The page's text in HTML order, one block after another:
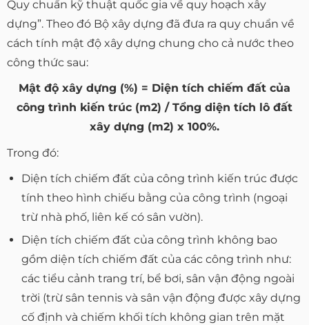
Quy chuẩn kỹ thuật quốc gia về quy hoạch xây
dựng”. Theo đó Bộ xây dựng đã đưa ra quy chuẩn về
cách tính mật độ xây dựng chung cho cả nước theo
công thức sau:
Mật độ xây dựng (%) = Diện tích chiếm đất của
công trình kiến trúc (m2) / Tổng diện tích lô đất
xây dựng (m2) x 100%.
Trong đó:
Diện tích chiếm đất của công trình kiến trúc được
tính theo hình chiếu bằng của công trình (ngoại
trừ nhà phố, liên kế có sân vườn).
Diện tích chiếm đất của công trình không bao
gồm diện tích chiếm đất của các công trình như:
các tiểu cảnh trang trí, bể bơi, sân vận động ngoài
trời (trừ sân tennis và sân vận động được xây dựng
cố định và chiếm khối tích không gian trên mặt